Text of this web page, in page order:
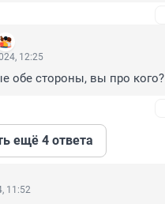
12:25
обе стороны, вы про кого?
ещё 4 ответа
11:52